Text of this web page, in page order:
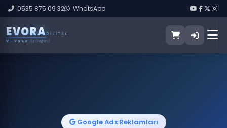
0535 875 09 32 WhatsApp
EVORA DIJITAL
V — Value (İş Değeri)
Google Ads Reklamları